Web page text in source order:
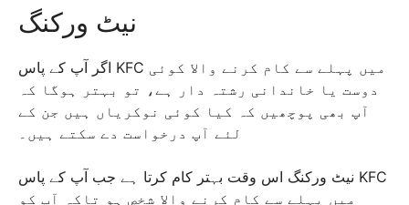
نیٹ ورکنگ
اگر آپ کے پاس KFC میں پہلے سے کام کرنے والا کوئی
دوست یا خاندانی رشتہ دار ہے، تو بہتر ہوگا کہ
آپ بھی پوچھیں کہ کیا کوئی نوکریاں ہیں جن کے
لئے آپ درخواست دے سکتے ہیں۔
نیٹ ورکنگ اس وقت بہتر کام کرتا ہے جب آپ کے پاس KFC
میں پہلے سے کام کرنے والا شخص ہو تاکہ آپ کو